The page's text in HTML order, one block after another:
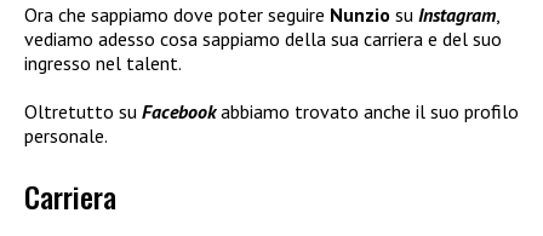
Ora che sappiamo dove poter seguire Nunzio su Instagram
vediamo adesso cosa sappiamo della sua carriera e del suo
ingresso nel talent.
Oltretutto su Facebookabbiamo trovato anche il suo profilo
personale.
Carriera